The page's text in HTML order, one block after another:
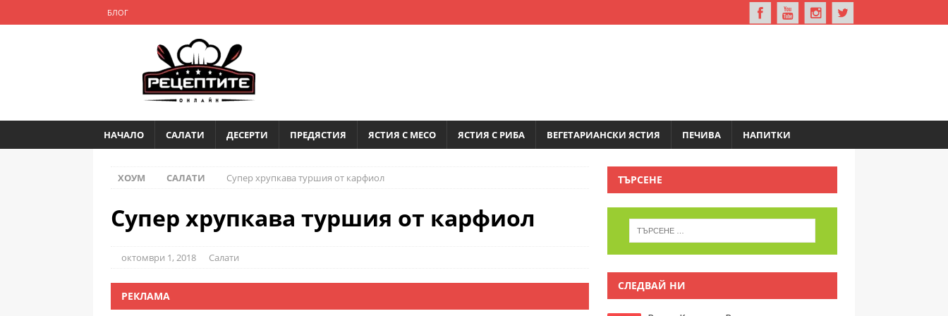
БЛОГ
НАЧАЛО САЛАТИ ДЕСЕРТИ ПРЕДЯСТИЯ ЯСТИЯ С МЕСО ЯСТИЯ С РИБА ВЕГЕТАРИАНСКИ ЯСТИЯ ПЕЧИВА НАПИТКИ
ХОУМ САЛАТИ Супер хрупкава туршия от карфиол
Супер хрупкава туршия от карфиол
октомври 1, 2018 Салати
РЕКЛАМА
ТЪРСЕНЕ
СЛЕДВАЙ НИ